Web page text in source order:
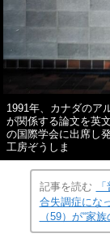
1991年、カナダのア
が関係する論文を英
の国際学会に出席し
工房ぞうしま
記事を読む
合失調症にな
（59）が“家